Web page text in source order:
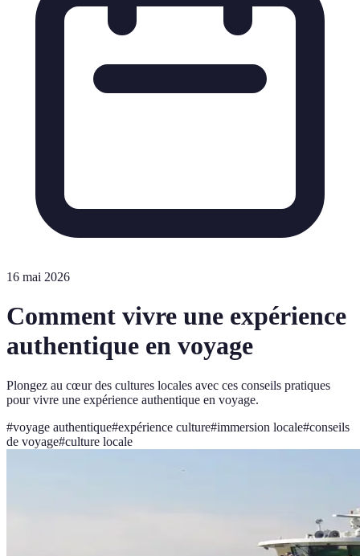
16 mai 2026
Comment vivre une expérience
authentique en voyage
Plongez au cœur des cultures locales avec ces conseils pratiques
pour vivre une expérience authentique en voyage.
#voyage authentique#expérience culture#immersion locale#conseils
de voyage#culture locale